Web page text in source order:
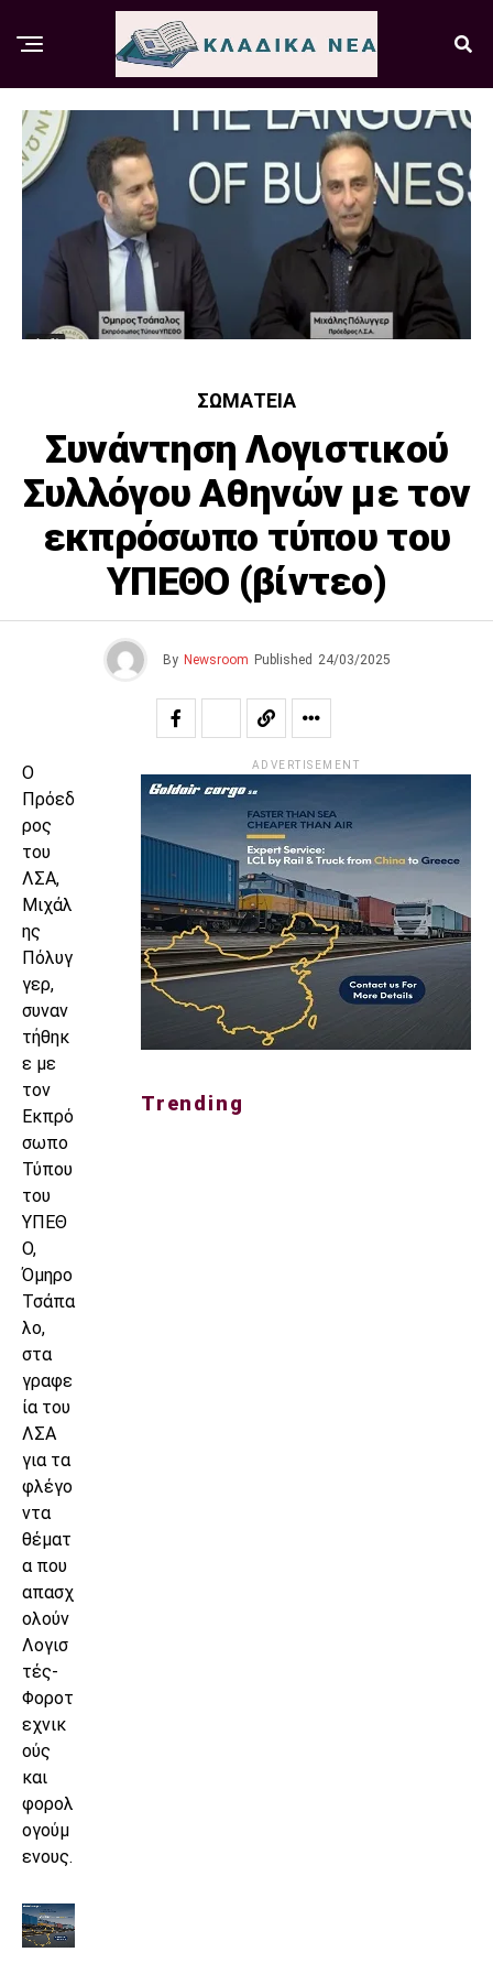
ΣΩΜΑΤΕΊΑ
Συνάντηση Λογιστικού
Συλλόγου Αθηνών με τον
εκπρόσωπο τύπου του
ΥΠΕΘΟ (βίντεο)
By Newsroom Published 24/03/2025
Ο
Πρόεδ
ρος
του
ΛΣΑ,
Μιχάλ
ης
Πόλυγ
γερ,
συναν
τήθηκ
ε με
τον
Εκπρό
σωπο
Τύπου
του
ΥΠΕΘ
Ο,
Όμηρο
Τσάπα
λο,
στα
γραφε
ία του
ΛΣΑ
για τα
φλέγο
ντα
θέματ
α που
απασχ
ολούν
Λογισ
τές-
Φοροτ
εχνικ
ούς
και
φορολ
ογούμ
ενους.
ADVERTISEMENT
Trending